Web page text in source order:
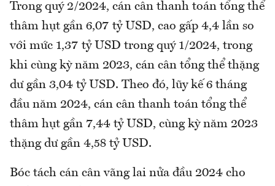
Trong quý 2/2024, cán cân thanh toán tổng thể
thâm hụt gần 6,07 tỷ USD, cao gấp 4,4 lần so
với mức 1,37 tỷ USD trong quý 1/2024, trong
khi cùng kỳ năm 2023, cán cân tổng thể thặng
dư gần 3,04 tỷ USD. Theo đó, lũy kế 6 tháng
đầu năm 2024, cán cân thanh toán tổng thể
thâm hụt gần 7,44 tỷ USD, cùng kỳ năm 2023
thặng dư gần 4,58 tỷ USD.
Bóc tách cán cân vãng lai nửa đầu 2024 cho